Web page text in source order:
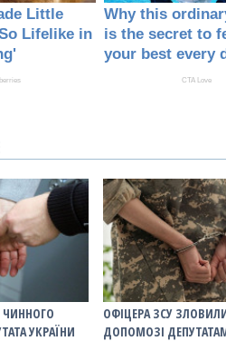
ЧИННОГО
УКРАЇНИ
ОФІЦЕРА ЗСУ
ДОПОМОЗІ